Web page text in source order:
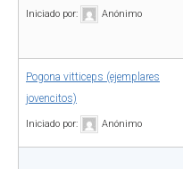
Iniciado por: Anónimo
Pogona vitticeps (ejemplares
jovencitos)
Iniciado por: Anónimo